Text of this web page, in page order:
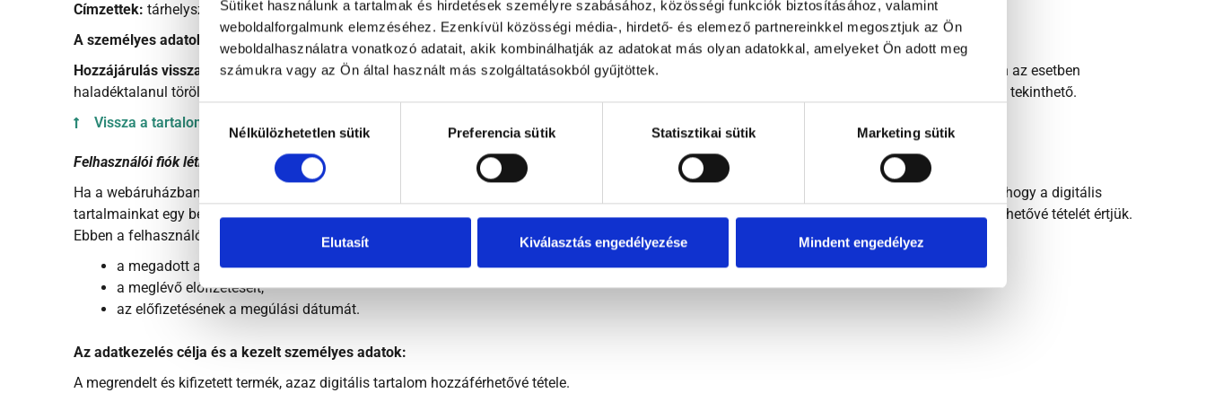
Sütiket használunk a tartalmak és hirdetések személyre szabásához, közösségi funkciók biztosításához, valamint
weboldalforgalmunk elemzéséhez. Ezenkívül közösségi média-, hirdető- és elemező partnereinkkel megosztjuk az Ön
weboldalhasználatra vonatkozó adatait, akik kombinálhatják az adatokat más olyan adatokkal, amelyeket Ön adott meg
számukra vagy az Ön által használt más szolgáltatásokból gyűjtöttek.
kiválasztása
Nélkülözhetetlen sütik Preferencia sütik Statisztikai sütik Marketing sütik
Elutasít Kiválasztás engedélyezése Mindent engedélyez
Címzettek: tárhelyszolgáltató, weboldalkészítő, adminisztrátorok, CRM.
A személyes adatok tárolásának időtartama:
hozzájárulás visszavonásáig, az elektronikus levelezést évente, január hónapban felülvizsgáljuk.
Hozzájárulás visszavonása:hozzájárulását bármikor visszavonhatja egy üzenettel, amelyet a
e-mail-címre várunk, ebben az esetben
haladéktalanul törölni fogjuk a telefonszámát, vagy az Ön által küldött levelet. A hozzájárulás visszavonását megelőző adatkezelésünk jogszerűnek tekinthető.
Vissza a tartalomjegyzékhez
Felhasználói fiók létrehozása – megrendelés és „kiszállítás”
Ha a webáruházban megrendel egy terméket és teljesíti a bankkártyás fizetést, a rendszer létrehoz egy felhasználói fiókot az Ön részére. Ennek oka, hogy a digitális
tartalmainkat egy belső, zárt felületen tesszük hozzáférhetővé a vásárlóink részére. Ide történik a „kiszállítás”, ami alatt a digitális tartalom hozzáférhetővé tételét értjük.
Ebben a felhasználói fiókban tudja ellenőrizni
a megadott adatait, így a nevét, e-mail-címét, számlázási címét,
a meglévő előfizetéseit,
az előfizetésének a megúlási dátumát.
Az adatkezelés célja és a kezelt személyes adatok:
A megrendelt és kifizetett termék, azaz digitális tartalom hozzáférhetővé tétele.